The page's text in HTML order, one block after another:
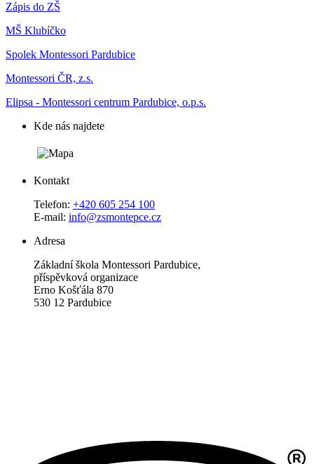
Zápis do ZŠ
MŠ Klubíčko
Spolek Montessori Pardubice
Montessori ČR, z.s.
Elipsa - Montessori centrum Pardubice, o.p.s.
Kde nás najdete
Kontakt
Telefon: +420 605 254 100
E-mail: info@zsmontepce.cz
Adresa
Základní škola Montessori Pardubice,
příspěvková organizace
Erno Košťála 870
530 12 Pardubice